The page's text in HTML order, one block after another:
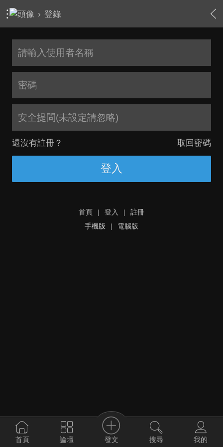
› 登錄
安全提問(未設定請忽略)
還沒有註冊？ 取回密碼
登入
首頁 | 登入 |
註冊
手機版
| 電腦版
首頁 論壇 發文 搜尋 我的